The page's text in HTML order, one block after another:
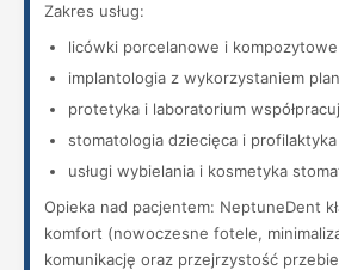
Zakres usług:
licówki porcelanowe i
implantologia z wykorzystaniem
protetyka i laboratorium
stomatologia dziecięca i profilaktyka
usługi wybielania i kosmetyka
Opieka nad pacjentem: NeptuneDent
komfort (nowoczesne fotele,
komunikację oraz przejrzystość